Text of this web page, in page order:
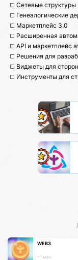
◻️ Сетевые структуры
◻️ Генеалогические
◻️ Маркетплейс 3.0
◻️ Расширенная
◻️ API и маркетплейс
◻️ Решения для
◻️ Виджеты для
◻️ Инструменты для
WEB3
~1 мин.